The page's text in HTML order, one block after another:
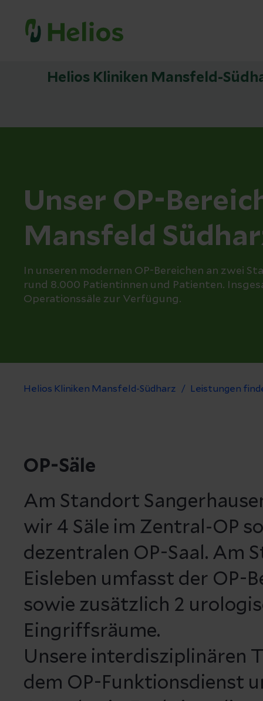
Helios Kliniken Mansfeld-
Unser OP-
Mansfeld
In unseren modernen OP-Bereichen an zwei
rund 8.000 Patientinnen und Patienten.
Operationssäle zur Verfügung.
Helios Kliniken Mansfeld-Südharz Leistungen
OP-Säle
Am Standort
wir 4 Säle im Zentral-OP
dezentralen OP-Saal. Am
Eisleben umfasst der OP-
sowie zusätzlich 2
Eingriffsräume.
Unsere interdisziplinären
dem OP-Funktionsdienst